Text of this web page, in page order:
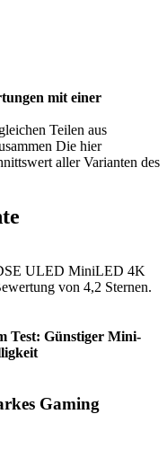
mit einer
Teilen aus
Die hier
aller Varianten des
ULED MiniLED 4K
von 4,2 Sternen.
Test: Günstiger Mini-
Gaming